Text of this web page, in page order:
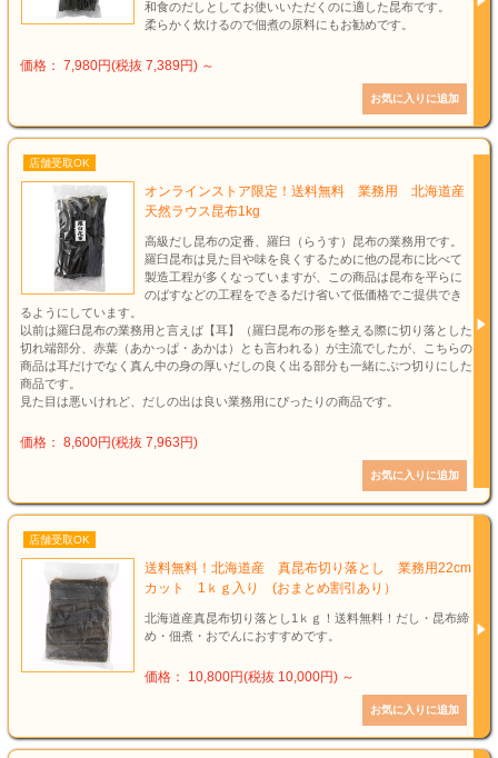
和食のだしとしてお使いいただくのに適した昆布です。
柔らかく炊けるので佃煮の原料にもお勧めです。
価格： 7,980円(税抜 7,389円) ～
店舗受取OK
オンラインストア限定！送料無料 業務用 北海道産
天然ラウス昆布1kg
高級だし昆布の定番、羅臼（らうす）昆布の業務用です。
羅臼昆布は見た目や味を良くするために他の昆布に比べて
製造工程が多くなっていますが、この商品は昆布を平らに
のばすなどの工程をできるだけ省いて低価格でご提供でき
るようにしています。
以前は羅臼昆布の業務用と言えば【耳】（羅臼昆布の形を整える際に切り落とした
切れ端部分、赤葉（あかっぱ・あかは）とも言われる）が主流でしたが、こちらの
商品は耳だけでなく真ん中の身の厚いだしの良く出る部分も一緒にぶつ切りにした
商品です。
見た目は悪いけれど、だしの出は良い業務用にぴったりの商品です。
価格： 8,600円(税抜 7,963円)
店舗受取OK
送料無料！北海道産 真昆布切り落とし 業務用22cm
カット 1ｋｇ入り (おまとめ割引あり）
北海道産真昆布切り落とし1ｋｇ！送料無料！だし・昆布締
め・佃煮・おでんにおすすめです。
価格： 10,800円(税抜 10,000円) ～